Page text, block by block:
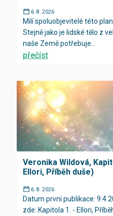
6. 8. 2026
Milí spoluobjevitelé této
Stejně jako je lidské tělo z
naše Země potřebuje...
přečíst
Veronika Wildová,
Ellori, Příběh duše)
6. 8. 2026
Datum první publikace:
zde: Kapitola 1. - Ellori,